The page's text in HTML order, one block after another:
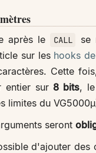
après le CALL se
sur les hooks
Cette
entier sur 8 bits,
limites du
seront
d'ajouter des